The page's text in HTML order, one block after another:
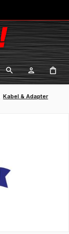
Kabel & Adapter